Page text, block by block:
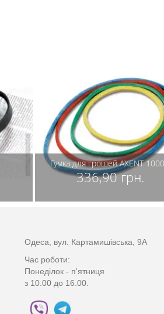
Гумка для грошей AXENT
336,90 грн.
Одеса, вул. Картамишівська, 9А
Час роботи:
Понеділок - п'ятниця
з 10.00 до 16.00.